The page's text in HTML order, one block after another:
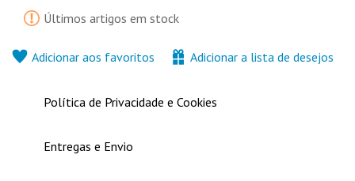
Últimos artigos em stock
Adicionar aos favoritos Adicionar a lista de desejos
Política de Privacidade e Cookies
Entregas e Envio